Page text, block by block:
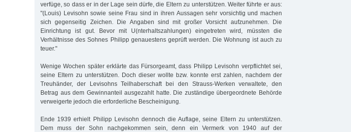
verfüge, so dass er in der Lage sein dürfe, die Eltern zu unterstützen. Weiter führte er aus:
"(Louis) Levisohn sowie seine Frau sind in ihren Aussagen sehr vorsichtig und machen
sich gegenseitig Zeichen. Die Angaben sind mit großer Vorsicht aufzunehmen. Die
Einrichtung ist gut. Bevor mit U(nterhaltszahlungen) eingetreten wird, müssten die
Verhältnisse des Sohnes Philipp genauestens geprüft werden. Die Wohnung ist auch zu
teuer."
Wenige Wochen später erklärte das Fürsorgeamt, dass Philipp Levisohn verpflichtet sei,
seine Eltern zu unterstützen. Doch dieser wollte bzw. konnte erst zahlen, nachdem der
Treuhänder, der Levisohns Teilhaberschaft bei den Strauss-Werken verwaltete, den
Betrag aus dem Gewinnanteil ausgezahlt hatte. Die zuständige übergeordnete Behörde
verweigerte jedoch die erforderliche Bescheinigung.
Ende 1939 erhielt Philipp Levisohn dennoch die Auflage, seine Eltern zu unterstützen.
Dem muss der Sohn nachgekommen sein, denn ein Vermerk von 1940 auf der